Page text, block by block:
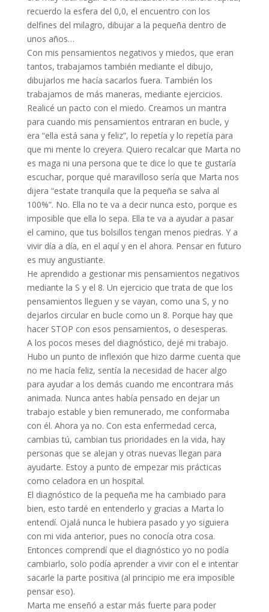
recuerdo la esfera del 0,0, el encuentro con los
delfines del milagro, dibujar a la pequeña dentro de
unos años…
Con mis pensamientos negativos y miedos, que eran
tantos, trabajamos también mediante el dibujo,
dibujarlos me hacía sacarlos fuera. También los
trabajamos de más maneras, mediante ejercicios.
Realicé un pacto con el miedo. Creamos un mantra
para cuando mis pensamientos entraran en bucle, y
era “ella está sana y feliz”, lo repetía y lo repetía para
que mi mente lo creyera. Quiero recalcar que Marta no
es maga ni una persona que te dice lo que te gustaría
escuchar, porque qué maravilloso sería que Marta nos
dijera “estate tranquila que la pequeña se salva al
100%”. No. Ella no te va a decir nunca esto, porque es
imposible que ella lo sepa. Ella te va a ayudar a pasar
el camino, que tus bolsillos tengan menos piedras. Y a
vivir día a día, en el aquí y en el ahora. Pensar en futuro
es muy angustiante.
He aprendido a gestionar mis pensamientos negativos
mediante la S y el 8. Un ejercicio que trata de que los
pensamientos lleguen y se vayan, como una S, y no
dejarlos circular en bucle como un 8. Porque hay que
hacer STOP con esos pensamientos, o desesperas.
A los pocos meses del diagnóstico, dejé mi trabajo.
Hubo un punto de inflexión que hizo darme cuenta que
no me hacía feliz, sentía la necesidad de hacer algo
para ayudar a los demás cuando me encontrara más
animada. Nunca antes había pensado en dejar un
trabajo estable y bien remunerado, me conformaba
con él. Ahora ya no. Con esta enfermedad cerca,
cambias tú, cambian tus prioridades en la vida, hay
personas que se alejan y otras nuevas llegan para
ayudarte. Estoy a punto de empezar mis prácticas
como celadora en un hospital.
El diagnóstico de la pequeña me ha cambiado para
bien, esto tardé en entenderlo y gracias a Marta lo
entendí. Ojalá nunca le hubiera pasado y yo siguiera
con mi vida anterior, pues no conocía otra cosa.
Entonces comprendí que el diagnóstico yo no podía
cambiarlo, solo podía aprender a vivir con el e intentar
sacarle la parte positiva (al principio me era imposible
pensar eso).
Marta me enseñó a estar más fuerte para poder